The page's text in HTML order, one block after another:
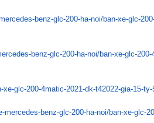
benz-glc-200-ha-noi/ban-xe-glc-
benz-glc-200-ha-noi/ban-xe-glc-
xe-glc-200-4matic-2021-dk-t42022-gia-15-ty-
mercedes-benz-glc-200-ha-noi/ban-xe-glc-